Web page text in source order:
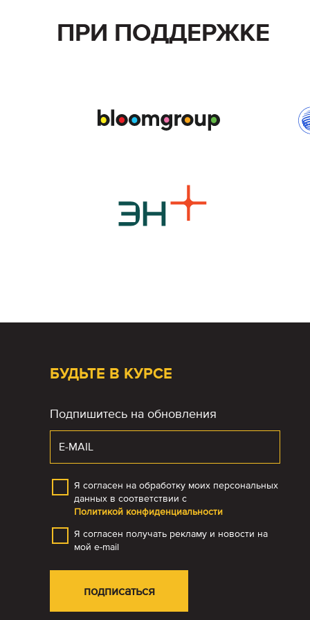
ПРИ ПОДДЕРЖКЕ
БУДЬТЕ В КУРСЕ
Подпишитесь на обновления
Я согласен на обработку моих персональных
данных в соответствии с
Политикой конфиденциальности
Я согласен получать рекламу и новости на
мой e-mail